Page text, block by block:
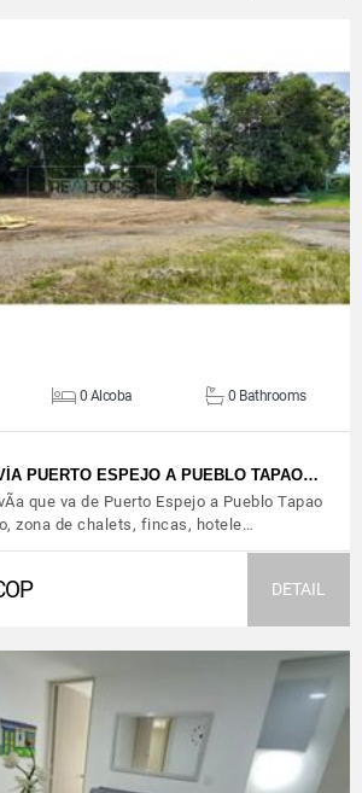
VIEW DETAILS
0 Alcoba 0 Bathrooms
PUERTO ESPEJO A PUEBLO TAPAO…
que va de Puerto Espejo a Pueblo Tapao
zona de chalets, fincas, hotele…
DETAIL